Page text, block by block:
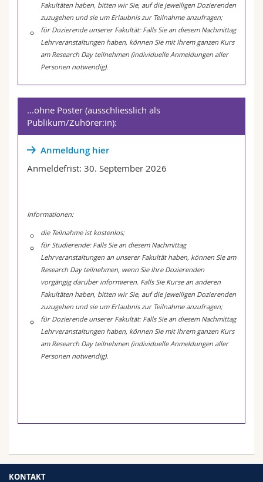
Fakultäten haben, bitten wir Sie, auf die jeweiligen Dozierenden
zuzugehen und sie um Erlaubnis zur Teilnahme anzufragen;
für Dozierende unserer Fakultät: Falls Sie an diesem Nachmittag
Lehrveranstaltungen haben, können Sie mit Ihrem ganzen Kurs
am Research Day teilnehmen (individuelle Anmeldungen aller
Personen notwendig).
...ohne Poster (ausschliesslich als
Publikum/Zuhörer:in):
Anmeldung hier
Anmeldefrist: 30. September 2026
Informationen:
die Teilnahme ist kostenlos;
für Studierende: FallsSie an diesem Nachmittag
Lehrveranstaltungen an unserer Fakultät haben, können Sie am
Research Day teilnehmen, wenn Sie Ihre Dozierenden
vorgängig darüber informieren. Falls Sie Kurse an anderen
Fakultäten haben, bitten wir Sie, auf die jeweiligen Dozierenden
zuzugehen und sie um Erlaubnis zur Teilnahme anzufragen;
für Dozierende unserer Fakultät: Falls Sie an diesem Nachmittag
Lehrveranstaltungen haben, können Sie mit Ihrem ganzen Kurs
am Research Day teilnehmen (individuelle Anmeldungen aller
Personen notwendig).
KONTAKT